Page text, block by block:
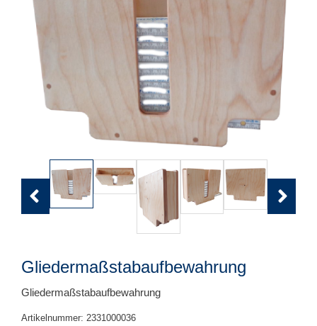
Previous Next
Gliedermaßstabaufbewahrung
Gliedermaßstabaufbewahrung
Artikelnummer: 2331000036